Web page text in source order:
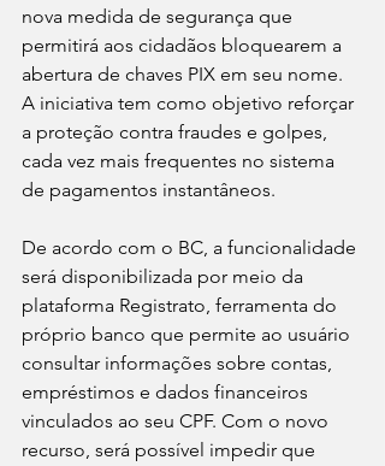
nova medida de segurança que
permitirá aos cidadãos bloquearem a
abertura de chaves PIX em seu nome.
A iniciativa tem como objetivo reforçar
a proteção contra fraudes e golpes,
cada vez mais frequentes no sistema
de pagamentos instantâneos.
De acordo com o BC, a funcionalidade
será disponibilizada por meio da
plataforma Registrato, ferramenta do
próprio banco que permite ao usuário
consultar informações sobre contas,
empréstimos e dados financeiros
vinculados ao seu CPF. Com o novo
recurso, será possível impedir que